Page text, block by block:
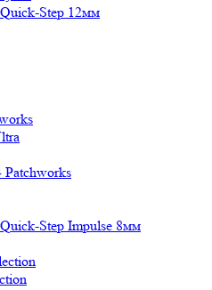
Step 12мм
Patchworks
Step Impulse 8мм